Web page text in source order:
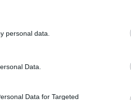
personal data.
Data.
Data for Targeted
Tada skelbta,
ir „Nord Stream 2“
dujos.